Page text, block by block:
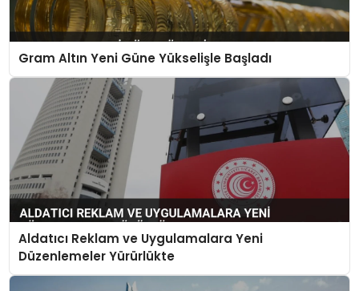
Gram Altın Yeni Güne Yükselişle Başladı
Aldatıcı Reklam ve Uygulamalara Yeni
Düzenlemeler Yürürlükte